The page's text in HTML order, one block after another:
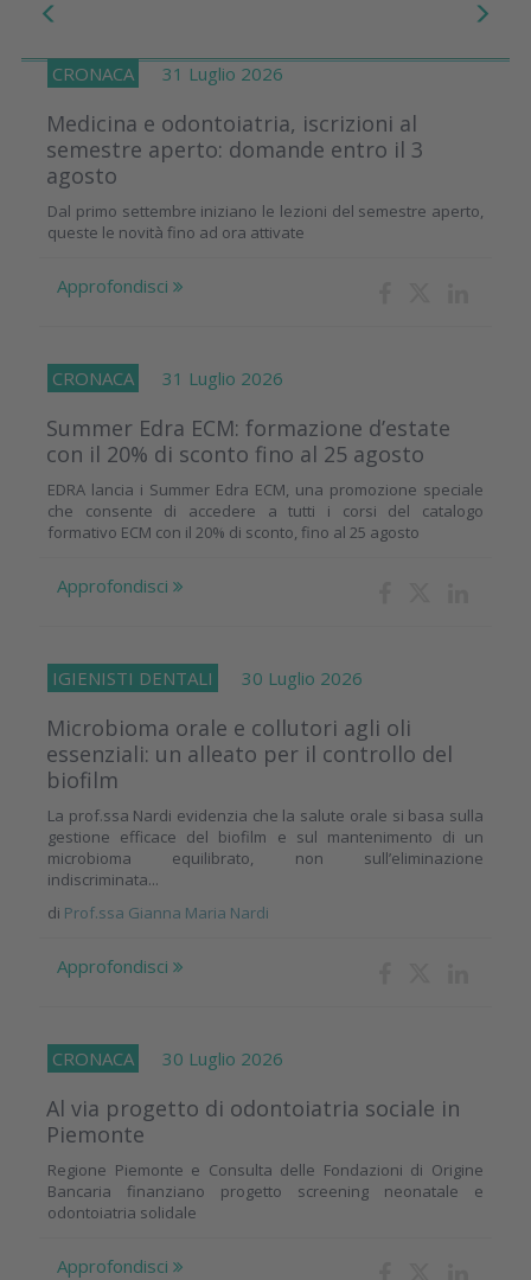
CRONACA 31 Luglio 2026
Medicina e odontoiatria, iscrizioni al
semestre aperto: domande entro il 3
agosto
Dal primo settembre iniziano le lezioni del semestre aperto,
queste le novità fino ad ora attivate
Approfondisci
CRONACA 31 Luglio 2026
Summer Edra ECM: formazione d’estate
con il 20% di sconto fino al 25 agosto
EDRA lancia i Summer Edra ECM, una promozione speciale
che consente di accedere a tutti i corsi del catalogo
formativo ECM con il 20% di sconto, fino al 25 agosto
Approfondisci
IGIENISTI DENTALI 30 Luglio 2026
Microbioma orale e collutori agli oli
essenziali: un alleato per il controllo del
biofilm
La prof.ssa Nardi evidenzia che la salute orale si basa sulla
gestione efficace del biofilm e sul mantenimento di un
microbioma equilibrato, non sull’eliminazione
indiscriminata...
di Prof.ssa Gianna Maria Nardi
Approfondisci
CRONACA 30 Luglio 2026
Al via progetto di odontoiatria sociale in
Piemonte
Regione Piemonte e Consulta delle Fondazioni di Origine
Bancaria finanziano progetto screening neonatale e
odontoiatria solidale
Approfondisci